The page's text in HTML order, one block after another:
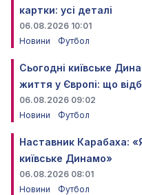
картки: усі деталі
06.08.2026 10:01
Новини
Футбол
Сьогодні київське
життя у Європі: що
06.08.2026 09:02
Новини
Футбол
Наставник Карабаха:
київське Динамо»
06.08.2026 08:01
Новини
Футбол